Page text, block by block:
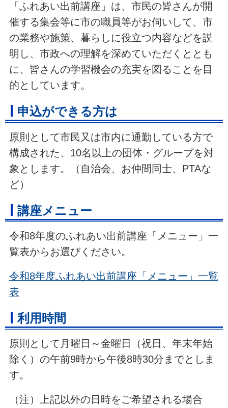
「ふれあい出前講座」は、市民の皆さんが開
催する集会等に市の職員等がお伺いして、市
の業務や施策、暮らしに役立つ内容などを説
明し、市政への理解を深めていただくととも
に、皆さんの学習機会の充実を図ることを目
的としています。
申込ができる方は
原則として市民又は市内に通勤している方で
構成された、10名以上の団体・グループを対
象とします。（自治会、お仲間同士、PTAな
ど）
講座メニュー
令和8年度のふれあい出前講座「メニュー」一
覧表からお選びください。
令和8年度ふれあい出前講座「メニュー」一覧
表
利用時間
原則として月曜日～金曜日（祝日、年末年始
除く）の午前9時から午後8時30分までとしま
す。
（注）上記以外の日時をご希望される場合